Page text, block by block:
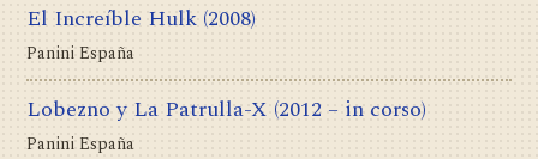
El Increíble Hulk (2008)
Panini España
Lobezno y La Patrulla-X (2012 – in corso)
Panini España